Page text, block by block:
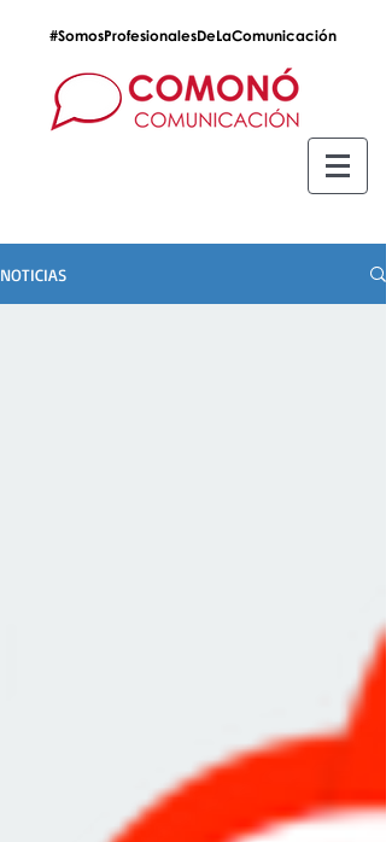
#SomosProfesionalesDeLaComunicación
NOTICIAS